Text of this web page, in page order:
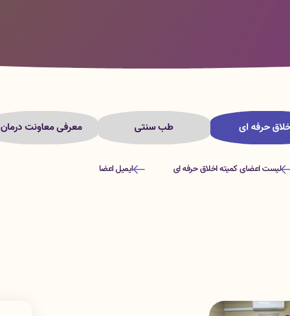
حرفه ای طب سنتی معرفی معاونت درمان
لیست اعضای کمیته اخلاق حرفه ای ایمیل اعضا